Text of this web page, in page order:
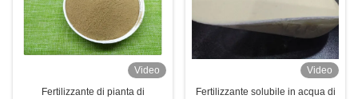
Video
Fertilizzante di pianta di
Video
Fertilizzante solubile in acqua di